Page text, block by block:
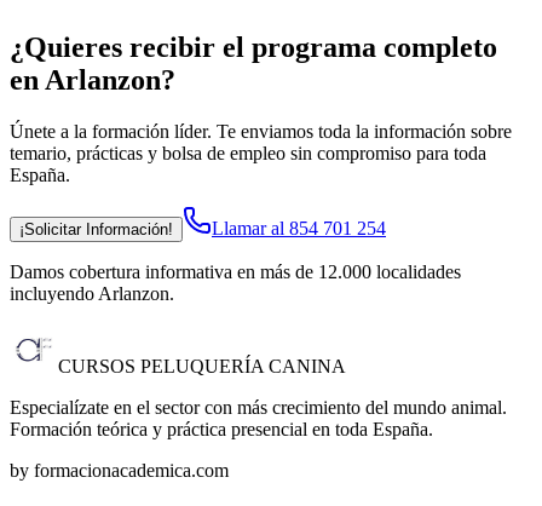
¿Quieres recibir el programa completo
en Arlanzon?
Únete a la formación líder. Te enviamos toda la información sobre
temario, prácticas y bolsa de empleo sin compromiso para toda
España.
¡Solicitar Información! Llamar al 854 701 254
Damos cobertura informativa en más de 12.000 localidades
incluyendo Arlanzon.
CURSOS PELUQUERÍA CANINA
Especialízate en el sector con más crecimiento del mundo animal.
Formación teórica y práctica presencial en toda España.
by formacionacademica.com